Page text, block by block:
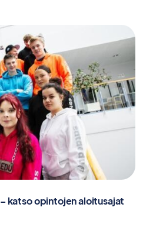
katso opintojen aloitusajat